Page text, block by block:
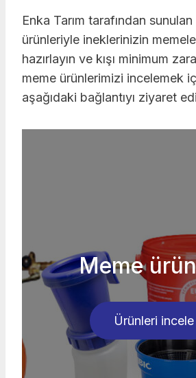
Enka Tarım tarafından
ürünleriyle ineklerinizin
hazırlayın ve kışı minimum
meme ürünlerimizi incelemek
aşağıdaki bağlantıyı ziyaret
Meme
Ürünleri incele